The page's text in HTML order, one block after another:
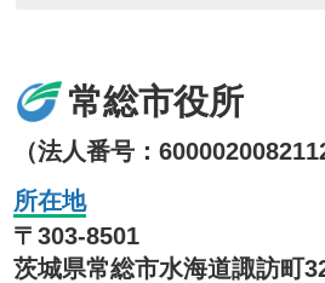
常総市役所
（法人番号：
所在地
〒303-8501
茨城県常総市水海道諏訪町